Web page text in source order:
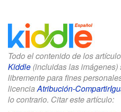
Todo el contenido de los
Kiddle (incluidas las
libremente para fines
licenciaAtribución-
lo contrario. Citar este artículo: